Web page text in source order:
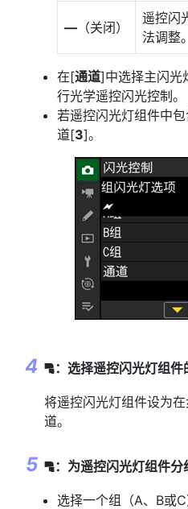
–– （关闭）
遥控闪
法调整。
在[通道]中选择主闪光
行光学遥控闪光控制。
若遥控闪光灯组件中
道[3]。
f：选择遥控闪光灯组件
将遥控闪光灯组件设为
道。
f：为遥控闪光灯组件分
选择一个组（A、B或C